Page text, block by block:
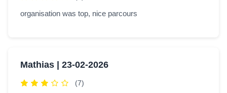
organisation was top, nice parcours
Mathias | 23-02-2026
(7)